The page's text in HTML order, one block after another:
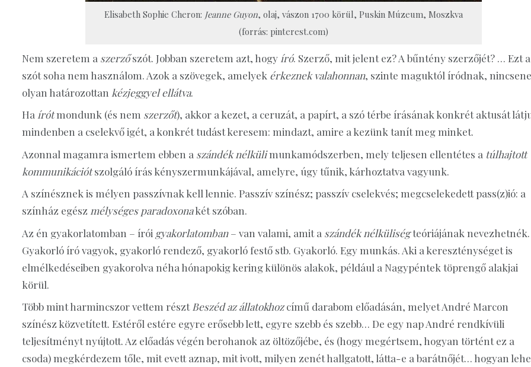
Elisabeth Sophie Cheron: Jeanne Guyon, olaj, vászon 1700 körül, Puskin Múzeum, Moszkva
(forrás: pinterest.com)
Nem szeretem a szerzőszót. Jobban szeretem azt, hogy író. Szerző, mit jelent ez? A bűntény szerzőjét? … Ezt a
szót soha nem használom. Azok a szövegek, amelyek érkeznek valahonnan, szinte maguktól íródnak,
olyan határozottan kézjeggyel ellátva.
Ha írótmondunk (és nem szerzőt), akkor a kezet, a ceruzát, a papírt, a szó térbe írásának konkrét aktusát
mindenben a cselekvő igét, a konkrét tudást keresem: mindazt, amire a kezünk tanít meg minket.
Azonnal magamra ismertem ebben a szándék nélkülimunkamódszerben, mely teljesen ellentétes a túlhajtott
kommunikációtszolgáló írás kényszermunkájával, amelyre, úgy tűnik, kárhoztatva vagyunk.
A színésznek is mélyen passzívnak kell lennie. Passzív színész; passzív cselekvés; megcselekedett pass(z)ió: a
színház egész mélységes paradoxonakét szóban.
Az én gyakorlatomban – írói gyakorlatomban– van valami, amit a szándék nélküliségteóriájának nevezhetnék.
Gyakorló író vagyok, gyakorló rendező, gyakorló festő stb. Gyakorló. Egy munkás. Aki a kereszténységet is
elmélkedéseiben gyakorolva néha hónapokig kering különös alakok, például a Nagypéntek töprengő alakjai
körül.
Több mint harmincszor vettem résztBeszéd az állatokhozcímű darabom előadásán, melyet André Marcon
színész közvetített. Estéről estére egyre erősebb lett, egyre szebb és szebb… De egy nap André rendkívüli
teljesítményt nyújtott. Az előadás végén berohanok az öltözőjébe, és (hogy megértsem, hogyan történt ez a
csoda) megkérdezem tőle, mit evett aznap, mit ivott, milyen zenét hallgatott, látta-e a barátnőjét… hogyan